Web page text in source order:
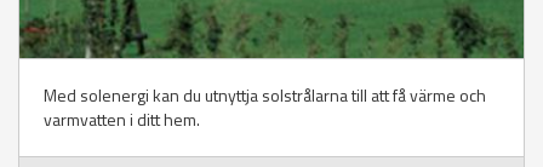
Med solenergi kan du utnyttja solstrålarna till att få värme och
varmvatten i ditt hem.